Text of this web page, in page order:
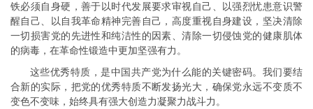
铁必须自身硬，善于以时代发展要求审视自己、以强烈忧患意识警
醒自己、以自我革命精神完善自己，高度重视自身建设，坚决清除
一切损害党的先进性和纯洁性的因素、清除一切侵蚀党的健康肌体
的病毒，在革命性锻造中更加坚强有力。
这些优秀特质，是中国共产党为什么能的关键密码。我们要结
合新的实际，把党的优秀特质不断发扬光大，确保党永远不变质不
变色不变味，始终具有强大创造力凝聚力战斗力。